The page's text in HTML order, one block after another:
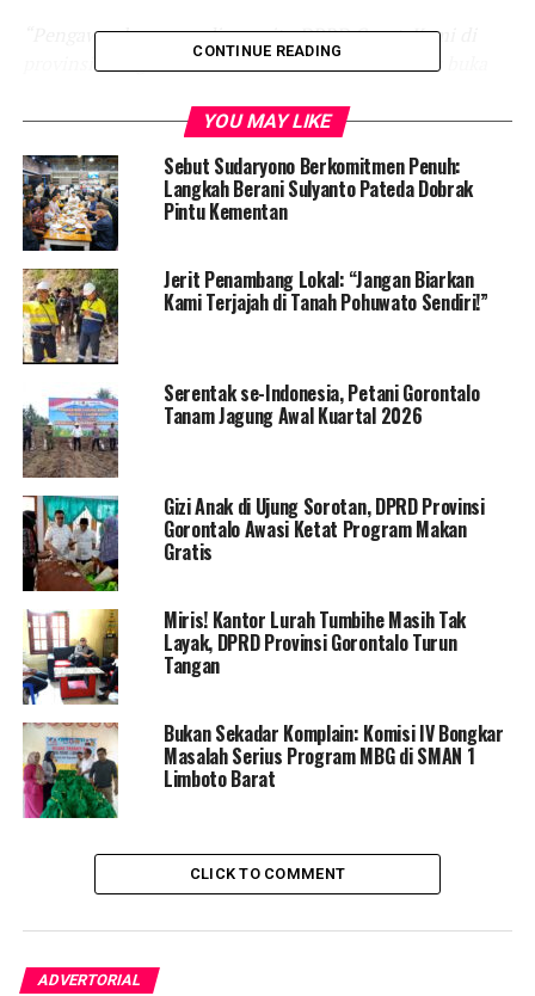
“Pengawas langsung di sana itu DPRD Gorut. Kami di
provinsi mengawasi Gubernur. DPRD Gorut harus buka
permasalahan ini segera ditangani,”tegas Thomas.
Meski prihatin dengan kondisi para ASN dan aparat
desa, Thomas menegaskan bahwa penyelesaian masalah
ini bukan kewenangan DPRD Provinsi, melainkan
tanggung jawab pemerintah dan DPRD Kabupaten
Gorontalo Utara.
“Saya tidak akan berkomentar lebih jauh, tapi saya
kasihan melihat kondisi ini. Kasihan guru, kasihan PNS,
apalagi mereka yang sangat membutuhkan THR
menjelang Lebaran. Namun, saya yakin gaji dan THR
mereka pasti akan terbayarkan,”
Hingga saat ini, belum ada pernyataan resmi dari
Pemerintah Kabupaten Gorontalo Utara mengenai
kapan gaji dan THR ASN serta aparat desa akan
dicairkan. Para pegawai dan aparat desa pun masih
menunggu kejelasan terkait hak mereka yang belum
diterima.
RELATED TOPICS:
DPRD PROVINSI GORONTALO
GAJI ASN GORUT
TERBARU THR ASN GORUT
UP NEXT
Melalui Sidang Adat Tonggeyamo, Pemerintah Pohuwato
Tetapkan 1 Syawal 1446 H Jatuh pada 31 Maret 2025
DON'T MISS
untuk Modernisasi Pertanian
CONTINUE READING
YOU MAY LIKE
Sebut Sudaryono Berkomitmen Penuh:
Langkah Berani Sulyanto Pateda Dobrak
Pintu Kementan
Jerit Penambang Lokal: “Jangan Biarkan
Kami Terjajah di Tanah Pohuwato Sendiri!”
Serentak se-Indonesia, Petani Gorontalo
Tanam Jagung Awal Kuartal 2026
Gizi Anak di Ujung Sorotan, DPRD Provinsi
Gorontalo Awasi Ketat Program Makan
Gratis
Miris! Kantor Lurah Tumbihe Masih Tak
Layak, DPRD Provinsi Gorontalo Turun
Tangan
Bukan Sekadar Komplain: Komisi IV Bongkar
Masalah Serius Program MBG di SMAN 1
Limboto Barat
CLICK TO COMMENT
ADVERTORIAL